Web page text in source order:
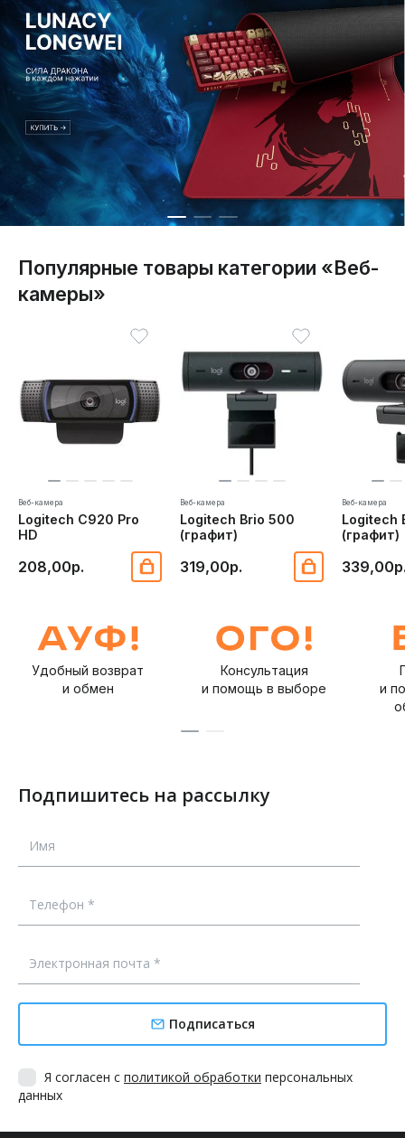
Популярные товары категории «Веб-
камеры»
Веб-камера
Logitech C920 Pro
HD
208,00р.
Веб-камера
Logitech Brio 500
(графит)
319,00р.
Веб-камера
Logitech
(графит)
Удобный возврат
и обмен
Консультация
и помощь в выборе
и
Подпишитесь на рассылку
Подписаться
Я согласен с политикой обработки персональных
данных